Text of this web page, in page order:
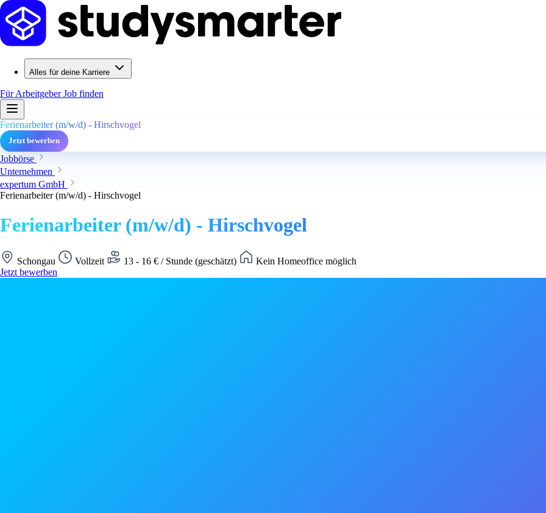
Alles für deine Karriere
Für ArbeitgeberJob finden
Ferienarbeiter (m/w/d) - Hirschvogel
Jetzt bewerben
Jobbörse
Unternehmen
expertum GmbH
Ferienarbeiter (m/w/d) - Hirschvogel
Ferienarbeiter (m/w/d) - Hirschvogel
Schongau Vollzeit 13 - 16 € / Stunde (geschätzt)
Kein Homeoffice möglich
Jetzt bewerben